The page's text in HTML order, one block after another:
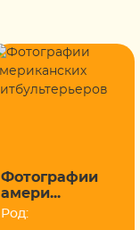
Фотографии
амери...
Род: